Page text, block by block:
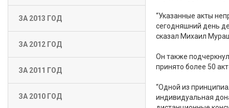
ЗА 2013 ГОД
ЗА 2012 ГОД
ЗА 2011 ГОД
ЗА 2010 ГОД
“Указанные акты
сегодняшний день
сказал Михаил
Он также
принято более 50
“Одной из
индивидуальная